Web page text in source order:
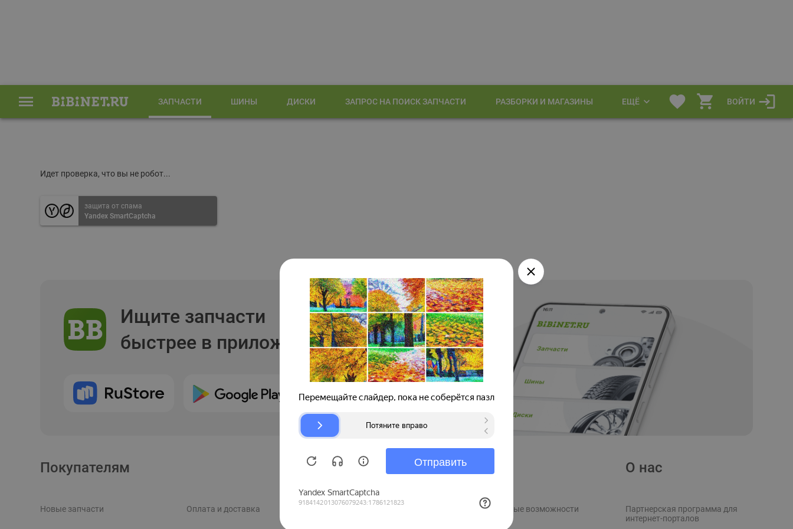
ЗАПЧАСТИ ШИНЫ ДИСКИ ЗАПРОС НА ПОИСК ЗАПЧАСТИ РАЗБОРКИ И МАГАЗИНЫ ЕЩЁ ВОЙТИ
Идет проверка, что вы не робот...
защита от спама
Yandex SmartCaptcha
Ищите запчасти
быстрее в приложении
Покупателям
Новые запчасти Оплата и доставка
Продавцам
Рекламные возможности
О нас
Партнерская программа для
интернет-порталов